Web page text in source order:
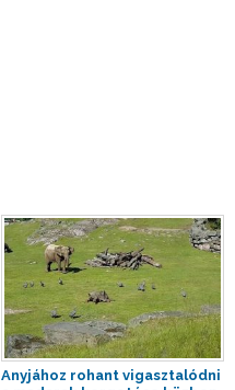
Anyjához rohant vigasztalódni